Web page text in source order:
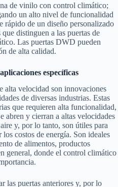
de vinilo con control climático;
un alto nivel de funcionalidad
rápido de un diseño personalizado
distinguen a las puertas de
Las puertas DWD pueden
de alta calidad.
específicas
alta velocidad son innovaciones
de diversas industrias. Estas
que requieren alta funcionalidad,
abren y cierran a altas velocidades
y, por lo tanto, son útiles para
costos de energía. Son ideales
de alimentos, productos
general, donde el control climático
las puertas anteriores y, por lo